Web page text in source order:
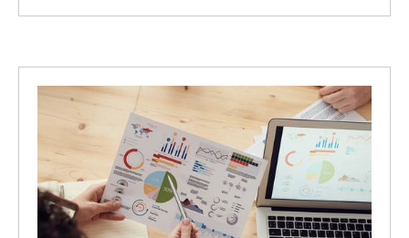
Samsung